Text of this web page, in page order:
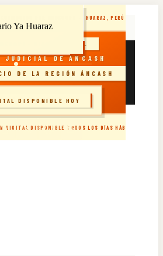
POR INDECOPI · HUARAZ, PERÚ
DIGITAL DISPONIBLE TODOS LOS DÍAS HÁBILES
· DIARIO OFICIAL
DE ÁNCASH
DE LA REGIÓN ÁNCASH
AL SITIO
DISPONIBLE HOY
07.08.2026
06.08.2026
05.08.2026